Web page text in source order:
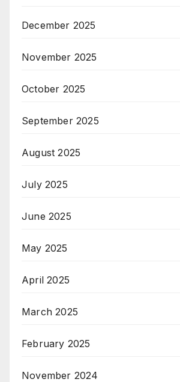
December 2025
November 2025
October 2025
September 2025
August 2025
July 2025
June 2025
May 2025
April 2025
March 2025
February 2025
November 2024